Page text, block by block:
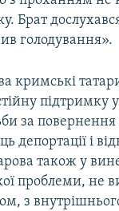
Брат
голодування».
кримські
підтримку
за повернення
депортації і
також у
проблеми, не
з